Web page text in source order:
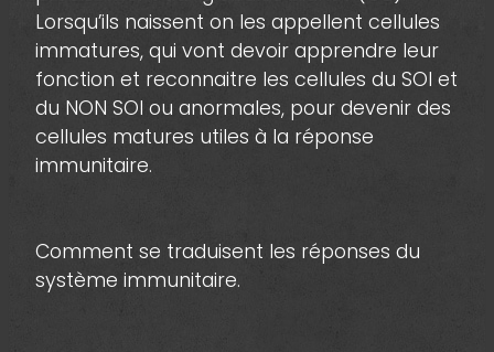
Lorsqu’ils naissent on les appellent cellules
immatures, qui vont devoir apprendre leur
fonction et reconnaitre les cellules du SOI et
du NON SOI ou anormales, pour devenir des
cellules matures utiles à la réponse
immunitaire.
Comment se traduisent les réponses du
système immunitaire.